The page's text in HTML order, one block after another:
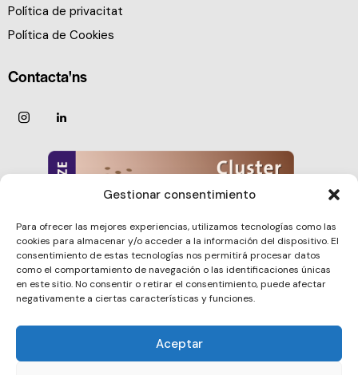
Gestionar consentimiento
Para ofrecer las mejores experiencias, utilizamos tecnologías como las
cookies para almacenar y/o acceder a la información del dispositivo. El
consentimiento de estas tecnologías nos permitirá procesar datos
como el comportamiento de navegación o las identificaciones únicas
en este sitio. No consentir o retirar el consentimiento, puede afectar
negativamente a ciertas características y funciones.
Aceptar
Política de privacitat
Política de Cookies
Contacta'ns
Barcelona Clúster Nautic © 2026. All rights reserved.